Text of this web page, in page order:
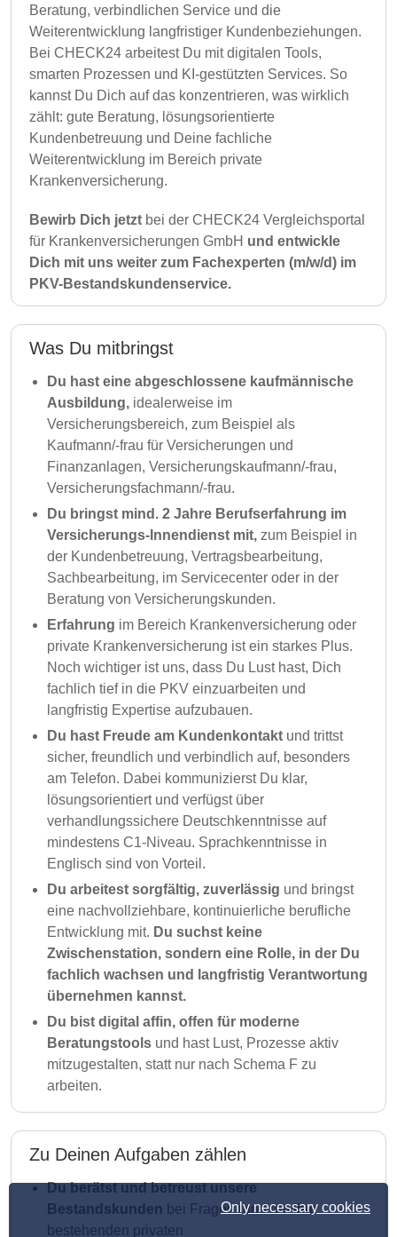
Only necessary cookies
Beratung, verbindlichen Service und die
Weiterentwicklung langfristiger Kundenbeziehungen.
Bei CHECK24 arbeitest Du mit digitalen Tools,
smarten Prozessen und KI-gestützten Services. So
kannst Du Dich auf das konzentrieren, was wirklich
zählt: gute Beratung, lösungsorientierte
Kundenbetreuung und Deine fachliche
Weiterentwicklung im Bereich private
Krankenversicherung.
Bewirb Dich jetzt bei der CHECK24 Vergleichsportal
für Krankenversicherungen GmbH und entwickle
Dich mit uns weiter zum Fachexperten (m/w/d) im
PKV-Bestandskundenservice.
Was Du mitbringst
Du hast eine abgeschlossene kaufmännische
Ausbildung, idealerweise im
Versicherungsbereich, zum Beispiel als
Kaufmann/-frau für Versicherungen und
Finanzanlagen, Versicherungskaufmann/-frau,
Versicherungsfachmann/-frau.
Du bringst mind. 2 Jahre Berufserfahrung im
Versicherungs-Innendienst mit, zum Beispiel in
der Kundenbetreuung, Vertragsbearbeitung,
Sachbearbeitung, im Servicecenter oder in der
Beratung von Versicherungskunden.
Erfahrung im Bereich Krankenversicherung oder
private Krankenversicherung ist ein starkes Plus.
Noch wichtiger ist uns, dass Du Lust hast, Dich
fachlich tief in die PKV einzuarbeiten und
langfristig Expertise aufzubauen.
Du hast Freude am Kundenkontakt und trittst
sicher, freundlich und verbindlich auf, besonders
am Telefon. Dabei kommunizierst Du klar,
lösungsorientiert und verfügst über
verhandlungssichere Deutschkenntnisse auf
mindestens C1-Niveau. Sprachkenntnisse in
Englisch sind von Vorteil.
Du arbeitest sorgfältig, zuverlässig und bringst
eine nachvollziehbare, kontinuierliche berufliche
Entwicklung mit. Du suchst keine
Zwischenstation, sondern eine Rolle, in der Du
fachlich wachsen und langfristig Verantwortung
übernehmen kannst.
Du bist digital affin, offen für moderne
Beratungstools und hast Lust, Prozesse aktiv
mitzugestalten, statt nur nach Schema F zu
arbeiten.
Zu Deinen Aufgaben zählen
Du berätst und betreust unsere
Bestandskunden bei Fragen rund um ihre
bestehenden privaten